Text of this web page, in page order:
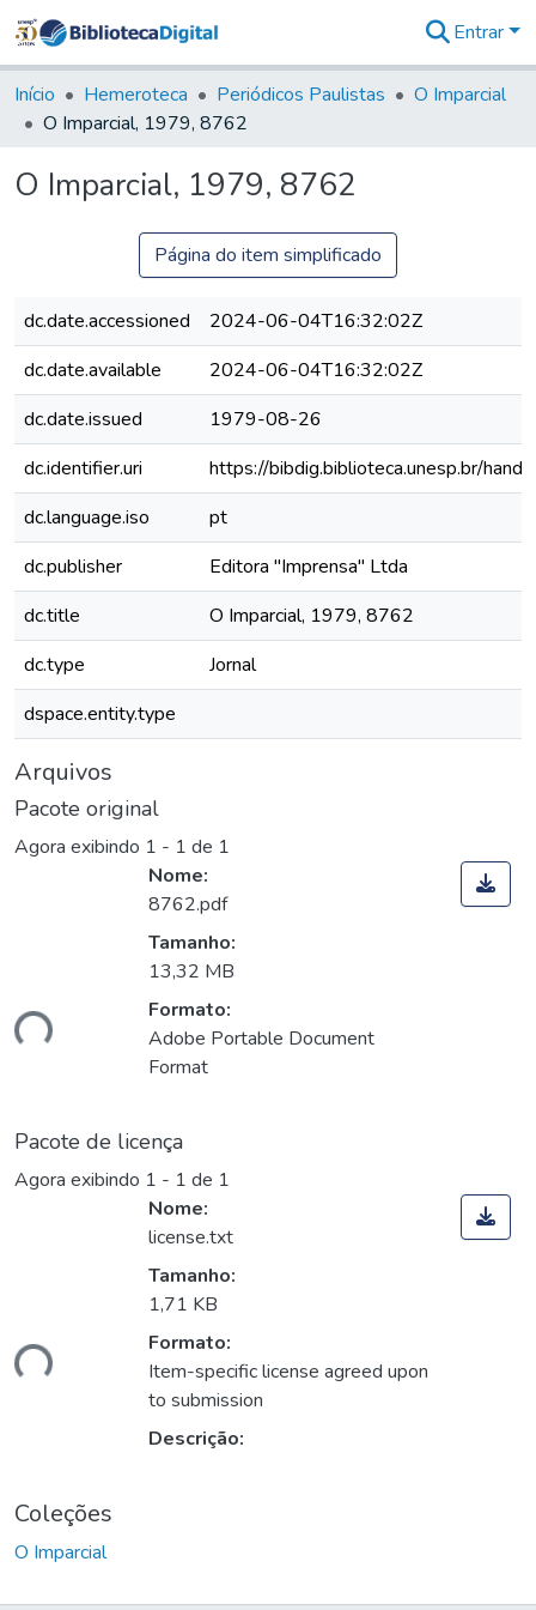
&
Coleções
Tudo na
Digital
Entrar
Início Hemeroteca Periódicos Paulistas
O Imparcial
O Imparcial, 1979, 8762
O Imparcial, 1979, 8762
Página do item simplificado
dc.date.accessioned
2024-06-04T16:32:02Z
dc.date.available
2024-06-04T16:32:02Z
dc.date.issued
1979-08-26
dc.identifier.uri
https://bibdig.biblioteca.unesp.br/
dc.language.iso
pt
dc.publisher
Editora "Imprensa" Ltda
dc.title
O Imparcial, 1979, 8762
dc.type
Jornal
dspace.entity.type
Arquivos
Pacote original
Agora exibindo 1 - 1 de 1
Nome:
8762.pdf
Tamanho:
13,32 MB
Formato:
Adobe Portable Document
Format
Pacote de licença
Agora exibindo 1 - 1 de 1
Nome:
license.txt
Tamanho:
1,71 KB
Formato:
Item-specific license agreed upon
to submission
Descrição:
Coleções
O Imparcial